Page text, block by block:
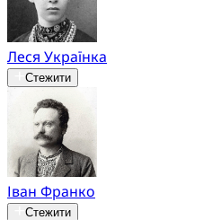
Леся Українка
Стежити
Іван Франко
Стежити